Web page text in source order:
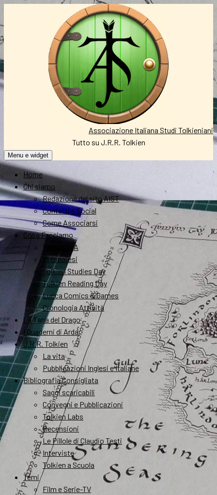
Associazione Italiana Studi Tolkieniani
Tutto su J.R.R. Tolkien
Menu e widget
Home
Chi siamo
Redazione del sito AIST
Contatti e Social
Come Associarsi
Cosa Facciamo
FantastikA
Mitopoiesi
Tolkien Studies Day
Tolkien Reading Day
Lucca Comics & Games
Cronologia Attività
La Tana del Drago
I Quaderni di Arda
J.R.R. Tolkien
La vita
Pubblicazioni Inglesi e Italiane
Bibliografia Consigliata
Saggi scaricabili
Convegni e Pubblicazioni
Tolkien Labs
Recensioni
Le Pillole di Claudio Testi
Interviste
Tolkien a Scuola
Temi
Film e Serie-TV